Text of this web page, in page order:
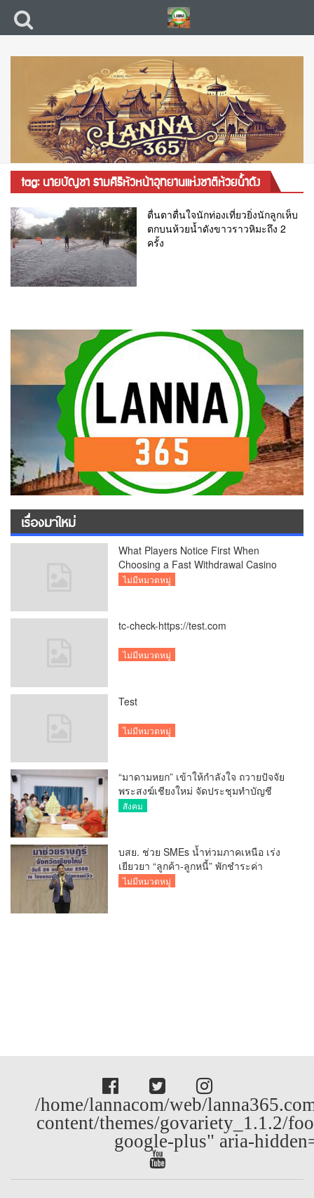
tag: นายบัญชา รามศิริหัวหน้าอุทยานแห่งชาติห้วยน้ำดัง
ตื่นตาตื่นใจนักท่องเที่ยวยิ่งนักลูกเห็บ
ตกบนห้วยน้ำดังขาวราวหิมะถึง 2
ครั้ง
เรื่องมาใหม่
What Players Notice First When
Choosing a Fast Withdrawal Casino
UK
ไม่มีหมวดหมู่
tc-check-https://test.com
ไม่มีหมวดหมู่
Test
ไม่มีหมวดหมู่
“มาดามหยก” เข้าให้กำลังใจ ถวายปัจจัย
พระสงฆ์เชียงใหม่ จัดประชุมทำบัญชี
รายรับรายจ่ายของวัด กว่า 300 รูป ที่วัด
สังคม
บสย. ช่วย SMEs น้ำท่วมภาคเหนือ เร่ง
เยียวยา “ลูกค้า-ลูกหนี้” พักชำระค่า
ธรรมเนียม-ค่างวด
ไม่มีหมวดหมู่
/home/lannacom/web/
content/themes/govariety_1.1.2/
google-plus" aria-